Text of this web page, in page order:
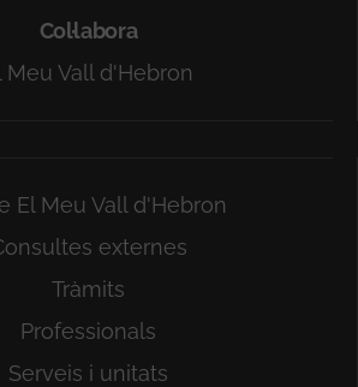
Col·labora
Meu Vall d'Hebron
El Meu Vall d'Hebron
externes
Tràmits
Professionals
Serveis i unitats